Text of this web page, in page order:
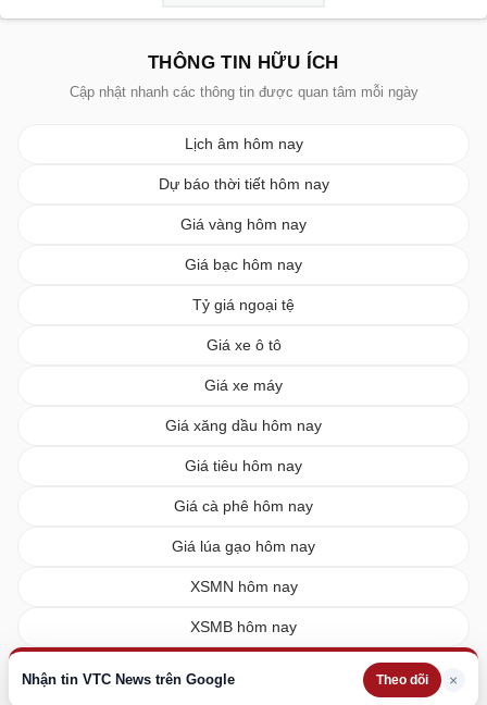
Nhận tin VTC News trên Google Theo dõi ×
THÔNG TIN HỮU ÍCH
Cập nhật nhanh các thông tin được quan tâm mỗi ngày
Lịch âm hôm nay
Dự báo thời tiết hôm nay
Giá vàng hôm nay
Giá bạc hôm nay
Tỷ giá ngoại tệ
Giá xe ô tô
Giá xe máy
Giá xăng dầu hôm nay
Giá tiêu hôm nay
Giá cà phê hôm nay
Giá lúa gạo hôm nay
XSMN hôm nay
XSMB hôm nay